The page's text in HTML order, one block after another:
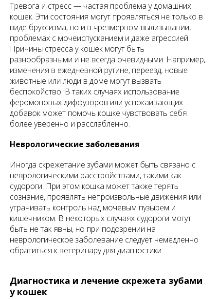
Тревога и стресс — частая проблема у домашних
кошек. Эти состояния могут проявляться не только в
виде бруксизма, но и в чрезмерном вылизывании,
проблемах с мочеиспусканием и даже агрессией.
Причины стресса у кошек могут быть
разнообразными и не всегда очевидными. Например,
изменения в ежедневной рутине, переезд, новые
животные или люди в доме могут вызвать
беспокойство. В таких случаях использование
феромоновых диффузоров или успокаивающих
добавок может помочь кошке чувствовать себя
более уверенно и расслабленно.
Неврологические заболевания
Иногда скрежетание зубами может быть связано с
неврологическими расстройствами, такими как
судороги. При этом кошка может также терять
сознание, проявлять непроизвольные движения или
утрачивать контроль над мочевым пузырем и
кишечником. В некоторых случаях судороги могут
быть не так явны, но при подозрении на
неврологическое заболевание следует немедленно
обратиться к ветеринару для диагностики.
Диагностика и лечение скрежета зубами
у кошек